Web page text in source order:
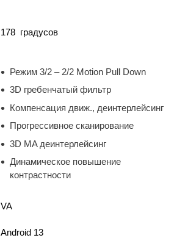
178 градусов
Режим 3/2 – 2/2 Motion Pull Down
3D гребенчатый фильтр
Компенсация движ., деинтерлейсинг
Прогрессивное сканирование
3D MA деинтерлейсинг
Динамическое повышение
контрастности
VA
Android 13